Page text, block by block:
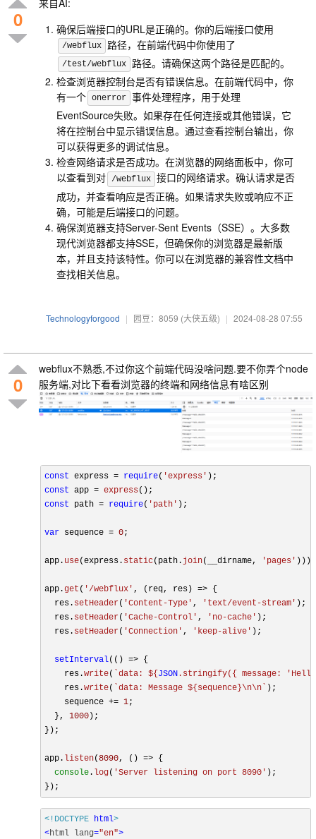
0
确保后端接口的URL是正确的。你的后端接口使用
/webflux 路径，在前端代码中你使用了
/test/webflux
路径。请确保这两个路径是匹配的。
检查浏览器控制台是否有错误信息。在前端代码中，你
有一个 onerror 事件处理程序，用于处理
EventSource失败。如果存在任何连接或其他错误，它
将在控制台中显示错误信息。通过查看控制台输出，你
可以获得更多的调试信息。
检查网络请求是否成功。在浏览器的网络面板中，你可
以查看到对
/webflux 接口的网络请求。确认请求是否
成功，并查看响应是否正确。如果请求失败或响应不正
确，可能是后端接口的问题。
确保浏览器支持Server-Sent Events（SSE）。大多数
现代浏览器都支持SSE，但确保你的浏览器是最新版
本，并且支持该特性。你可以在浏览器的兼容性文档中
查找相关信息。
Technologyforgood | 园豆：8059 (大侠五级) | 2024-08-28 07:55
0
webflux不熟悉,不过你这个前端代码没啥问题.要不你弄个node
服务端,对比下看看浏览器的终端和网络信息有啥区别
const express = require( 'express'
const app = express
const path = require( 'path' );
var sequence = 0;
app. use(express. static(path. join(__dirname, 'pages' )));
app.get ( '/webflux' , ( req, res) => {
  res.
setHeader( 'Content-Type' , 'text/event-stream' );
  res.
setHeader( 'Cache-Control' , 'no-cache' );
  res.
setHeader( 'Connection' , 'keep-alive' );
setInterval( () => {
    res.
write( `data: ${JSON .stringify({ message:
    res.
write( `data: Message ${sequence}\n\n` );
    sequence +=
1;
  },
1000);
});
app. listen(8090, () => {
console . log( 'Server listening on port 8090' );
<!DOCTYPE html>
<html lang="en">